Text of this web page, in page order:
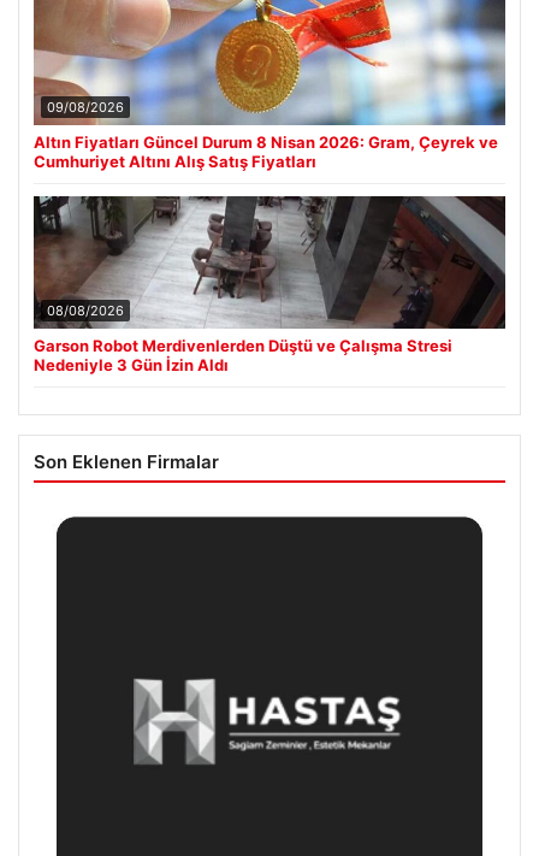
09/08/2026
Altın Fiyatları Güncel Durum 8 Nisan 2026: Gram, Çeyrek ve
Cumhuriyet Altını Alış Satış Fiyatları
08/08/2026
Garson Robot Merdivenlerden Düştü ve Çalışma Stresi
Nedeniyle 3 Gün İzin Aldı
Son Eklenen Firmalar